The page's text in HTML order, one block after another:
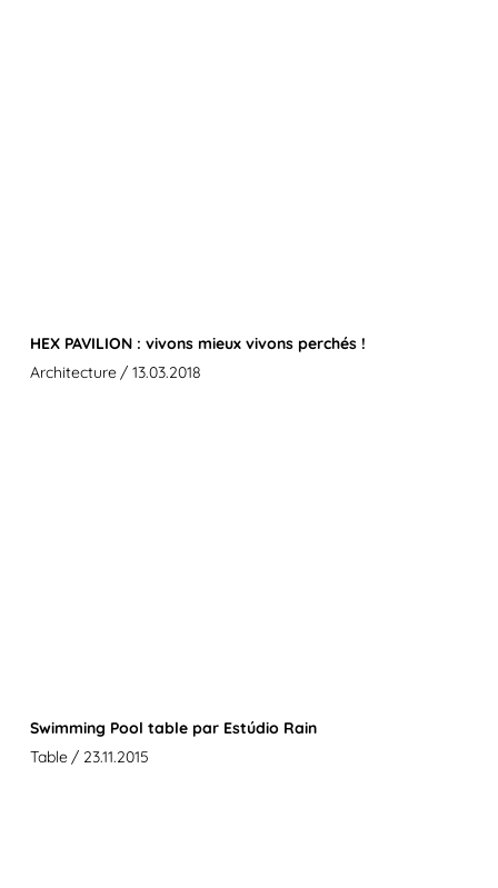
HEX PAVILION : vivons mieux vivons perchés !
Architecture / 13.03.2018
Swimming Pool table par Estúdio Rain
Table / 23.11.2015